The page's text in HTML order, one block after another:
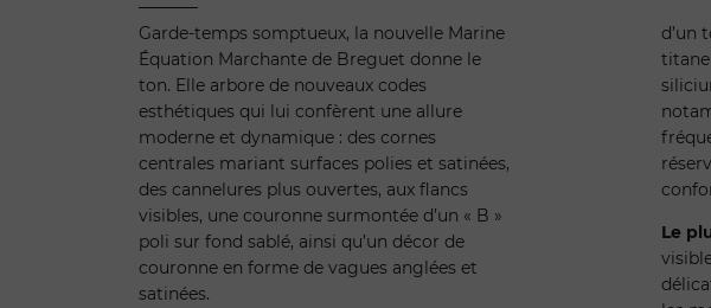
Garde-temps somptueux, la nouvelle Marine
Équation Marchante de Breguet donne le
ton. Elle arbore de nouveaux codes
esthétiques qui lui confèrent une allure
moderne et dynamique : des cornes
centrales mariant surfaces polies et satinées,
des cannelures plus ouvertes, aux flancs
visibles, une couronne surmontée d’un « B »
poli sur fond sablé, ainsi qu’un décor de
couronne en forme de vagues anglées et
satinées.
d’un
Le